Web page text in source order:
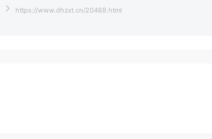
https://www.dhzxt.cn/20469.html